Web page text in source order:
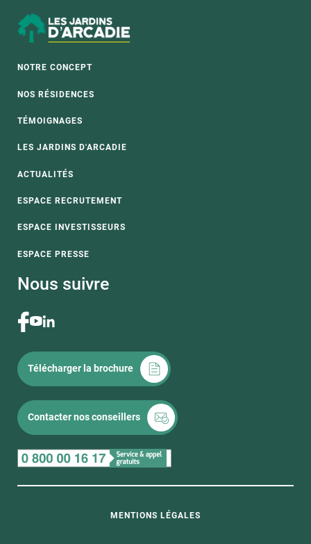
NOTRE CONCEPT
NOS RÉSIDENCES
TÉMOIGNAGES
LES JARDINS D'ARCADIE
ACTUALITÉS
ESPACE RECRUTEMENT
ESPACE INVESTISSEURS
ESPACE PRESSE
Nous suivre
Télécharger la brochure
Contacter nos conseillers
MENTIONS LÉGALES